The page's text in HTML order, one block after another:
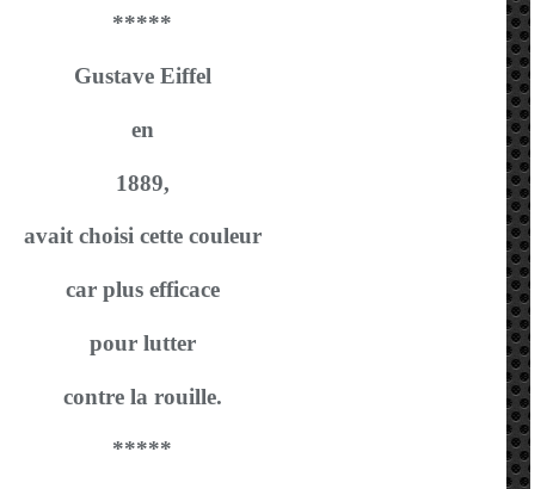
*****
Gustave Eiffel
en
1889,
avait choisi cette couleur
car plus efficace
pour lutter
contre la rouille.
*****